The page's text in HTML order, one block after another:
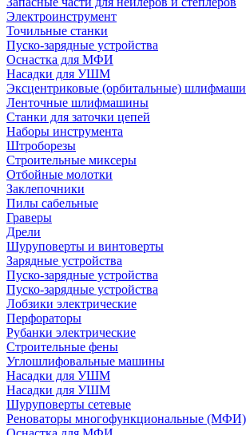
Электроинструмент
Точильные станки
Пуско-зарядные устройства
Оснастка для МФИ
Насадки для УШМ
Эксцентриковые (орбитальные)
Ленточные шлифмашины
Станки для заточки цепей
Наборы инструмента
Штроборезы
Строительные миксеры
Отбойные молотки
Заклепочники
Пилы сабельные
Граверы
Дрели
Шуруповерты и винтоверты
Зарядные устройства
Пуско-зарядные устройства
Пуско-зарядные устройства
Лобзики электрические
Перфораторы
Рубанки электрические
Строительные фены
Углошлифовальные машины
Насадки для УШМ
Насадки для УШМ
Шуруповерты сетевые
Реноваторы многофункциональные (МФИ)